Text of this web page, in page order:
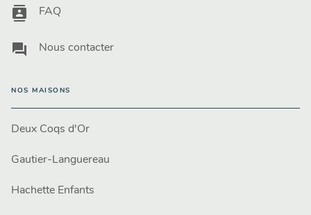
contacts FAQ
question_answer Nous contacter
NOS MAISONS
Deux Coqs d'Or
Gautier-Languereau
Hachette Enfants